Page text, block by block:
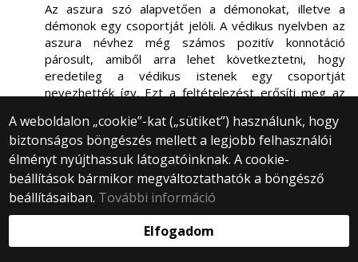
Az aszura szó alapvetően a démonokat, illetve a
démonok egy csoportját jelöli. A védikus nyelvben az
aszura névhez még számos pozitív konnotáció
párosult, amiből arra lehet következtetni, hogy
eredetileg a védikus istenek egy csoportját
nevezhették így. Ezt a feltételezést erősíti meg az
amelyben azahuraelőtag minden bizonnyal az óind
aszura megfelelője. (Brockington 1998a: 35–36).
Atharvan( Atharvan)
létrehozó pap neve. 2.) Atharvanok – Atharvan
A weboldalon „cookie”-kat („sütiket”) használunk, hogy
biztonságos böngészés mellett a legjobb felhasználói
élményt nyújthassuk látogatóinknak. A cookie-
beállítások bármikor megváltoztathatók a böngésző
beállításaiban. További információ
Elfogadom